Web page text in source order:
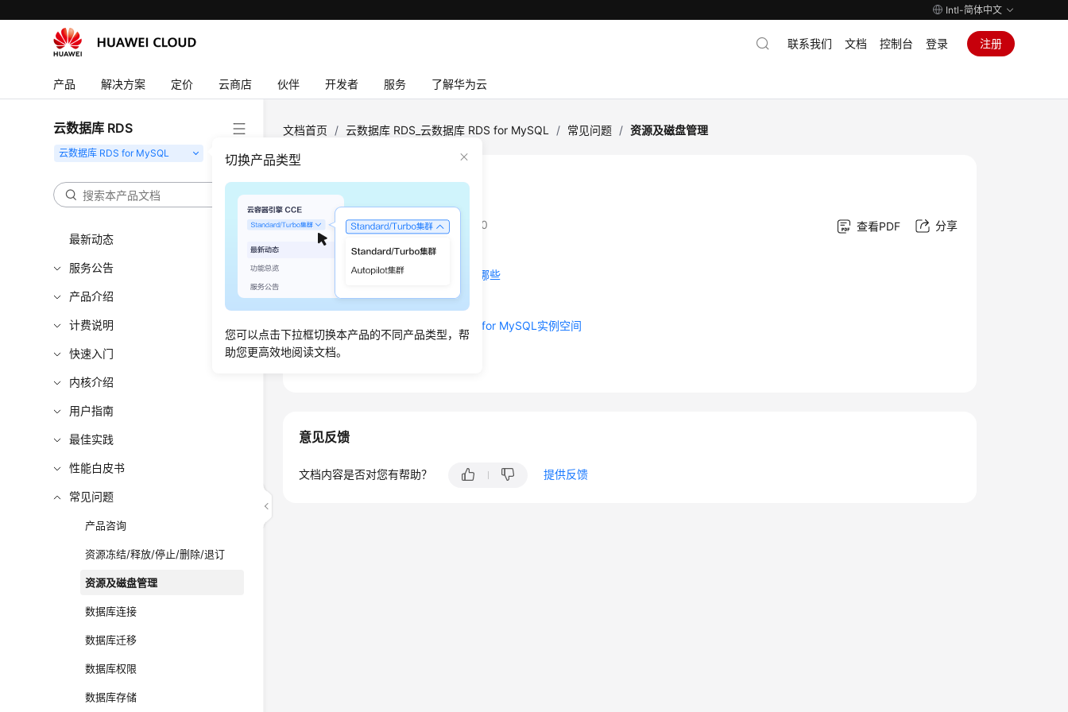
Intl-简体中文
产品 解决方案 定价 云商店 伙伴 开发者 服务 了解华为云
联系我们 文档 控制台 登录 注册
云数据库 RDS
切换产品类型
您可以点击下拉框切换本产品的不同产品类型，帮
助您更高效地阅读文档。
最新动态
服务公告
产品介绍
计费说明
快速入门
内核介绍
用户指南
最佳实践
性能白皮书
常见问题
产品咨询
资源冻结/释放/停止/删除/退订
资源及磁盘管理
数据库连接
数据库迁移
数据库权限
数据库存储
文档首页 / 云数据库 RDS_云数据库 RDS for MySQL / 常见问题 / 资源及磁盘管理
资源及磁盘管理
更新时间：2025-08-20 GMT+08:00 查看PDF 分享
占用RDS磁盘空间的日志及文件有哪些
RDS for MySQL是否支持磁盘缩容
哪些内容会占用用户所购买的RDS for MySQL实例空间
DDL操作对磁盘空间的要求
意见反馈
文档内容是否对您有帮助？ 提供反馈